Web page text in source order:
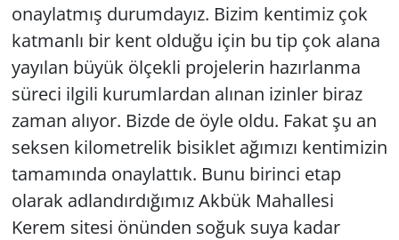
onaylatmış durumdayız. Bizim kentimiz çok
katmanlı bir kent olduğu için bu tip çok alana
yayılan büyük ölçekli projelerin hazırlanma
süreci ilgili kurumlardan alınan izinler biraz
zaman alıyor. Bizde de öyle oldu. Fakat şu an
seksen kilometrelik bisiklet ağımızı kentimizin
tamamında onaylattık. Bunu birinci etap
olarak adlandırdığımız Akbük Mahallesi
Kerem sitesi önünden soğuk suya kadar